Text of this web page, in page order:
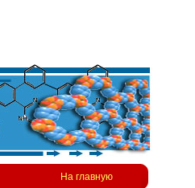
На главную